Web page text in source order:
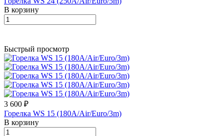
В корзину
Быстрый просмотр
3 600 ₽
Горелка WS 15 (180A/Air/Euro/3m)
В корзину